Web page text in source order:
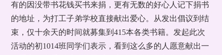
有的因没带书花钱买书来捐，更有无数的好心人记下捐书
的地址，为打工子弟学校直接献出爱心。从发出倡议到结
束，仅十余天的时间就募集到415本各类书籍。发起此次
活动的初1014班同学们表示，看到这么多的人愿意献出一